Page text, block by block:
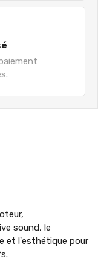
sound, le
et l'esthétique pour